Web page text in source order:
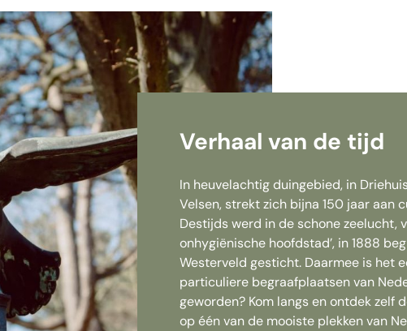
Verhaal van de tijd
In heuvelachtig duingebied, in
Velsen, strekt zich bijna 150 jaar aan
Destijds werd in de schone zeelucht,
onhygiënische hoofdstad’, in 1888
Westerveld gesticht. Daarmee is het
particuliere begraafplaatsen van
geworden? Kom langs en ontdek zelf
op één van de mooiste plekken van